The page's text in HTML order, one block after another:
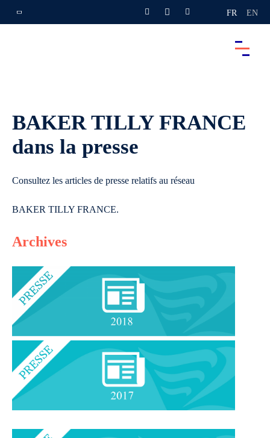
FR EN
BAKER TILLY FRANCE
dans la presse
Consultez les articles de presse relatifs au réseau
BAKER TILLY FRANCE.
Archives